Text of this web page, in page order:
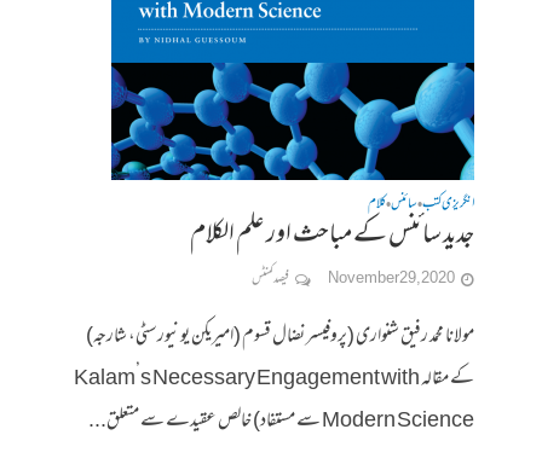
انگریزی کتب•سائنس•کلام
جدید سائنس کے مباحث اور علم الکلام
November 29, 2020 فیصد کمنٹس
مولانا محمد رفیق شنواری (پروفیسر نضال قسوم (امیریکن یونیورسٹی، شارجہ)
کے مقالہ Kalam’s Necessary Engagement with
Modern Science سے مستفاد) خالص عقیدے سے متعلق...